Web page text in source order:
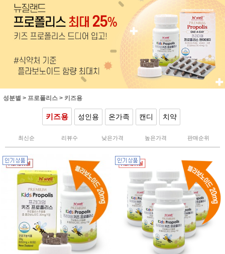
성분별 > 프로폴리스 > 키즈용
키즈용 성인용 온가족 캔디 치약
최신순 리뷰수 낮은가격 높은가격 판매순위